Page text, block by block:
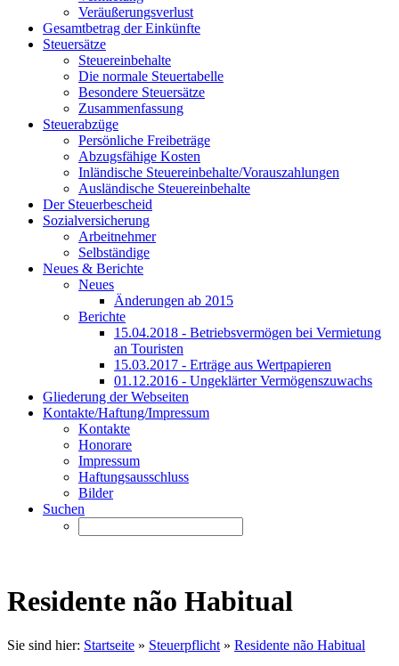
Veräußerungsverlust
Gesamtbetrag der Einkünfte
Steuersätze
Steuereinbehalte
Die normale Steuertabelle
Besondere Steuersätze
Zusammenfassung
Steuerabzüge
Persönliche Freibeträge
Abzugsfähige Kosten
Inländische Steuereinbehalte/Vorauszahlungen
Ausländische Steuereinbehalte
Der Steuerbescheid
Sozialversicherung
Arbeitnehmer
Selbständige
Neues & Berichte
Neues
Änderungen ab 2015
Berichte
15.04.2018 - Betriebsvermögen bei Vermietung
an Touristen
15.03.2017 - Erträge aus Wertpapieren
01.12.2016 - Ungeklärter Vermögenszuwachs
Gliederung der Webseiten
Kontakte/Haftung/Impressum
Kontakte
Honorare
Impressum
Haftungsausschluss
Bilder
Suchen
Residente não Habitual
Sie sind hier: Startseite » Steuerpflicht » Residente não Habitual